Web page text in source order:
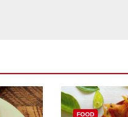
FOOD